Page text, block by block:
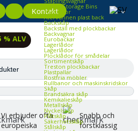
KontaktPlastic Storage Bins
Plastlådor
Återvunnen plast back
Backskåp
Backställ med plockbackar
Backvagnar
Eurobackar
Lagerlådor
Lagerlådor
Plocklådor för smådelar
Sortimentskåp
Treston plockbackar
Plastpallar
Rostfria möbler
Rullbanor och maskinskridskor
Skåp
Brandsäkra skåp
Kemikalieskåp
Metallskåp
Nyckelskåp
Plåtskåp
Säkerhetsskåp
Stålskåp
% ALV
Vi erbjuder ofta
europeiska
Snabb och
förstklassig